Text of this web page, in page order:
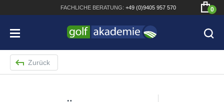
FACHLICHE BERATUNG: +49 (0)9405 957 570 0
Zurück